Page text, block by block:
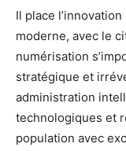
Il place
moderne, avec le
numérisation
stratégique et
administration
technologiques et
population avec